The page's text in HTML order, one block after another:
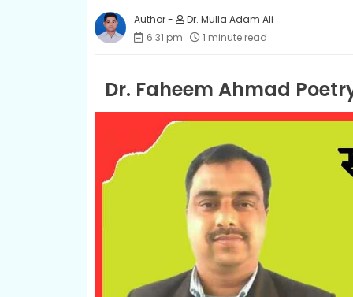
Dr. Mulla Adam Ali
6:31 pm
1 minute read
Dr. Faheem Ahmad